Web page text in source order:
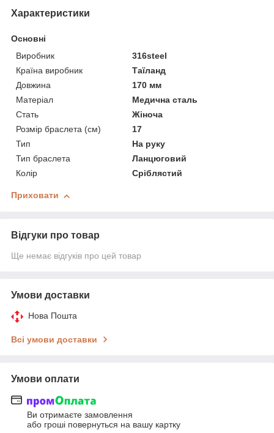
Характеристики
Основні
Виробник
316steel
Країна виробник
Таїланд
Довжина
170 мм
Матеріал
Медична сталь
Стать
Жіноча
Розмір браслета (см)
17
Тип
На руку
Тип браслета
Ланцюговий
Колір
Сріблястий
Приховати
Відгуки про товар
Ще немає відгуків про цей товар
Умови доставки
Нова Пошта
Всі умови доставки
Умови оплати
Ви отримаєте замовлення
або гроші повернуться на вашу картку